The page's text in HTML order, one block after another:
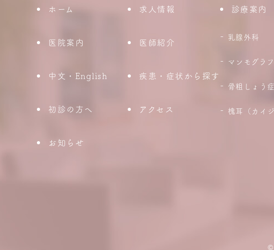
ホーム 求人情報
医院案内 医師紹介
中文・English 疾患・症状から探す
初診の方へ アクセス
お知らせ
診療案内
乳腺外科
マンモグラ
骨粗しょう
槐耳（カイ
©